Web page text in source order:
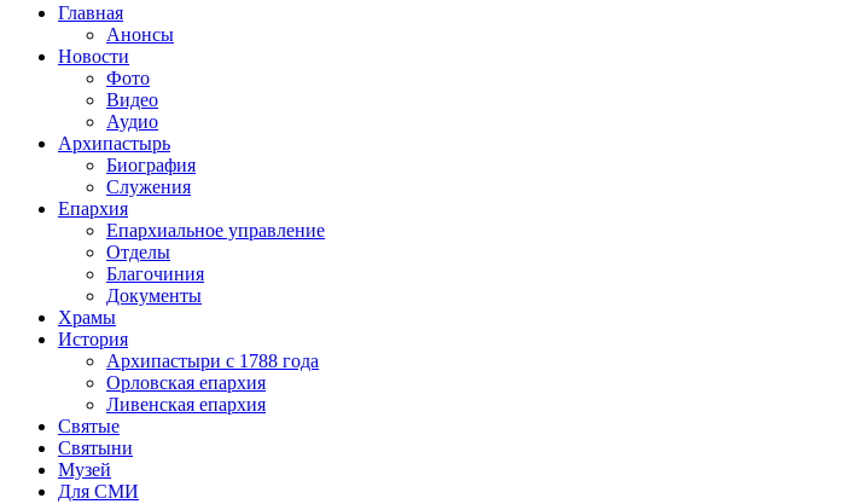
Главная
Анонсы
Новости
Фото
Видео
Аудио
Архипастырь
Биография
Служения
Епархия
Епархиальное управление
Отделы
Благочиния
Документы
Храмы
История
Архипастыри с 1788 года
Орловская епархия
Ливенская епархия
Святые
Святыни
Музей
Для СМИ